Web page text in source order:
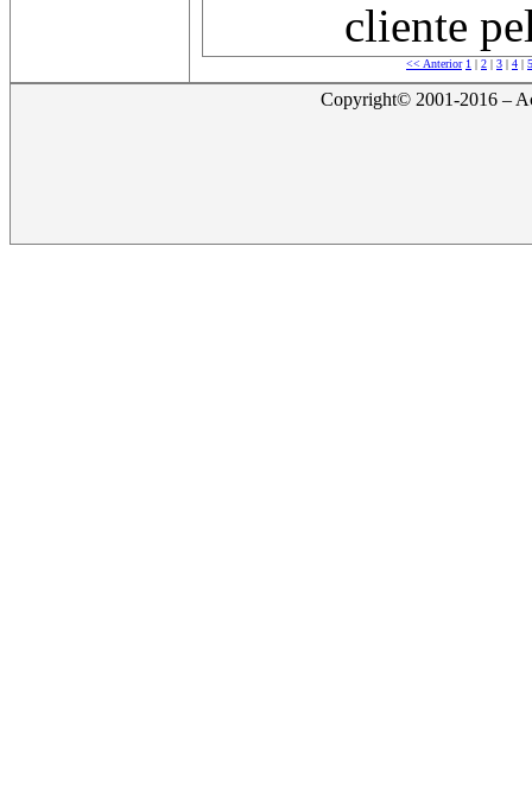
cliente
<< Anterior 1 | 2 | 3 | 4 | 5
Copyright© 2001-2016 –